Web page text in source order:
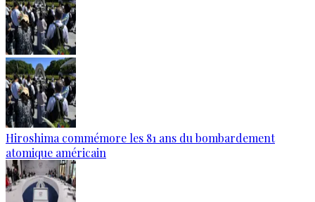
Hiroshima commémore les 81 ans du bombardement
atomique américain